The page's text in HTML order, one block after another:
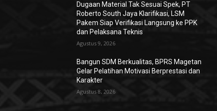
Dugaan Material Tak Sesuai Spek, PT
Roberto South Jaya Klarifikasi, LSM
Pakem Siap Verifikasi Langsung ke PPK
dan Pelaksana Teknis
Agustus 9, 2026
Bangun SDM Berkualitas, BPRS Magetan
Gelar Pelatihan Motivasi Berprestasi dan
Karakter
Agustus 8, 2026